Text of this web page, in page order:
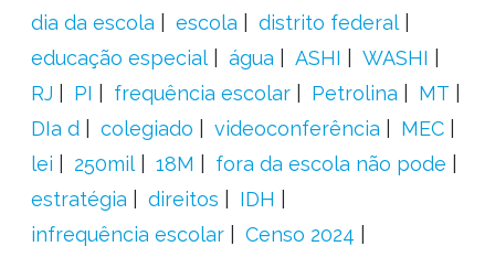
dia da escola
escola
distrito federal
educação especial
água ASHI
WASHI
RJ
PI frequência escolar Petrolina
MT
DIa d
colegiado videoconferência
MEC
lei
250mil 18M
fora da escola não pode
estratégia
direitos
IDH
infrequência escolar
Censo 2024